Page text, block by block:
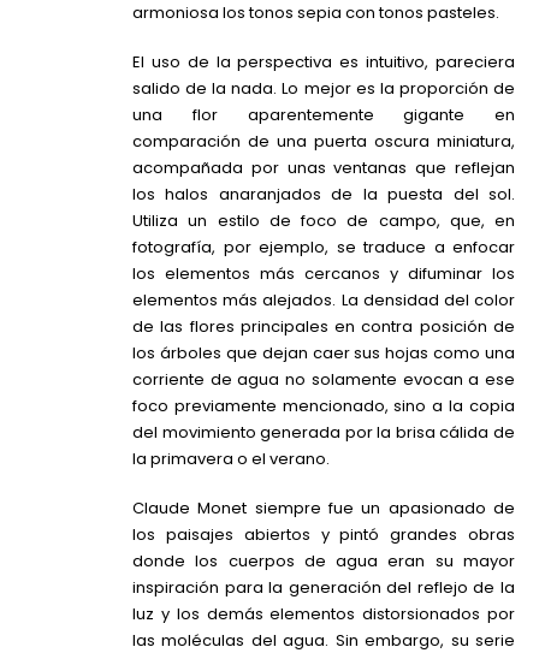
armoniosa los tonos sepia con tonos pasteles.
El uso de la perspectiva es intuitivo, pareciera
salido de la nada. Lo mejor es la proporción de
una flor aparentemente gigante en
comparación de una puerta oscura miniatura,
acompañada por unas ventanas que reflejan
los halos anaranjados de la puesta del sol.
Utiliza un estilo de foco de campo, que, en
fotografía, por ejemplo, se traduce a enfocar
los elementos más cercanos y difuminar los
elementos más alejados. La densidad del color
de las flores principales en contra posición de
los árboles que dejan caer sus hojas como una
corriente de agua no solamente evocan a ese
foco previamente mencionado, sino a la copia
del movimiento generada por la brisa cálida de
la primavera o el verano.
Claude Monet siempre fue un apasionado de
los paisajes abiertos y pintó grandes obras
donde los cuerpos de agua eran su mayor
inspiración para la generación del reflejo de la
luz y los demás elementos distorsionados por
las moléculas del agua. Sin embargo, su serie